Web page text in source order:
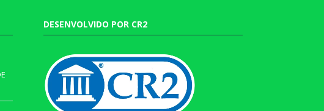
DESENVOLVIDO POR CR2